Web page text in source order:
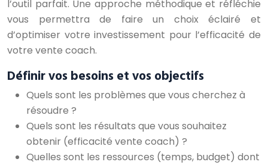
l’outil parfait. Une approche méthodique et réfléchie
vous permettra de faire un choix éclairé et
d’optimiser votre investissement pour l’efficacité de
votre vente coach.
Définir vos besoins et vos objectifs
Quels sont les problèmes que vous cherchez à
résoudre ?
Quels sont les résultats que vous souhaitez
obtenir (efficacité vente coach) ?
Quelles sont les ressources (temps, budget) dont